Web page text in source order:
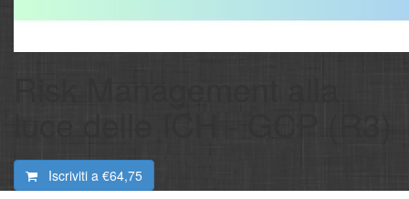
Iscriviti a €64,75